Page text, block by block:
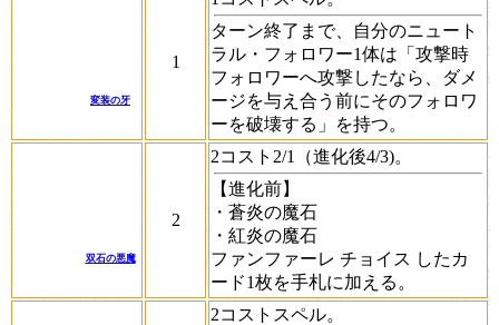
変装の牙
1
ターン終了まで、自分のニュート
ラル・フォロワー1体は「 攻撃時
フォロワーへ攻撃したなら、ダメ
ージを与え合う前にそのフォロワ
ーを破壊する」を持つ。
双石の悪魔
2
2コスト2/1（進化後4/3)。
【進化前】
・蒼炎の魔石
・紅炎の魔石
ファンファーレ チョイス したカ
ード1枚を手札に加える。
2コストスペル。